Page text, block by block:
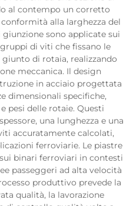
al contempo un corretto
alla larghezza del
sono applicate sui
di viti che fissano le
di rotaia, realizzando
meccanica. Il design
in acciaio progettata
dimensionali specifiche,
pesi delle rotaie. Questi
una lunghezza e una
accuratamente calcolati,
ferroviarie. Le piastre
binari ferroviari in contesti
passeggeri ad alta velocità
produttivo prevede la
qualità, la lavorazione